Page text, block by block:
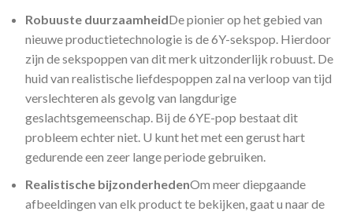
Robuuste duurzaamheidDe pionier op het gebied van
nieuwe productietechnologie is de 6Y-sekspop. Hierdoor
zijn de sekspoppen van dit merk uitzonderlijk robuust. De
huid van realistische liefdespoppen zal na verloop van tijd
verslechteren als gevolg van langdurige
geslachtsgemeenschap. Bij de 6YE-pop bestaat dit
probleem echter niet. U kunt het met een gerust hart
gedurende een zeer lange periode gebruiken.
Realistische bijzonderhedenOm meer diepgaande
afbeeldingen van elk product te bekijken, gaat u naar de